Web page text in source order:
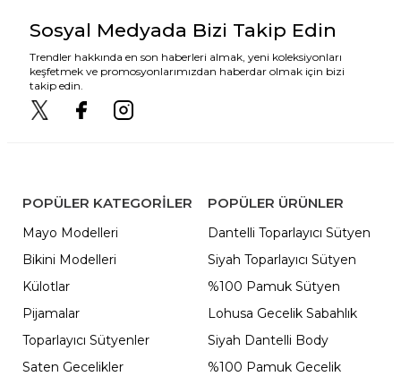
Sosyal Medyada Bizi Takip Edin
Trendler hakkında en son haberleri almak, yeni koleksiyonları
keşfetmek ve promosyonlarımızdan haberdar olmak için bizi
takip edin.
POPÜLER KATEGORILER
Mayo Modelleri
Bikini Modelleri
Külotlar
Pijamalar
Toparlayıcı Sütyenler
Saten Gecelikler
POPÜLER ÜRÜNLER
Dantelli Toparlayıcı Sütyen
Siyah Toparlayıcı Sütyen
%100 Pamuk Sütyen
Lohusa Gecelik Sabahlık
Siyah Dantelli Body
%100 Pamuk Gecelik